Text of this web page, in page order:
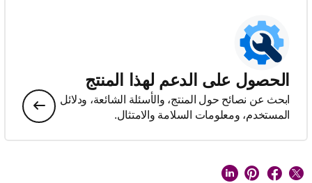
الحصول على الدعم لهذا المنتج
ابحث عن نصائح حول المنتج، والأسئلة الشائعة، ودلائل
المستخدم، ومعلومات السلامة والامتثال.